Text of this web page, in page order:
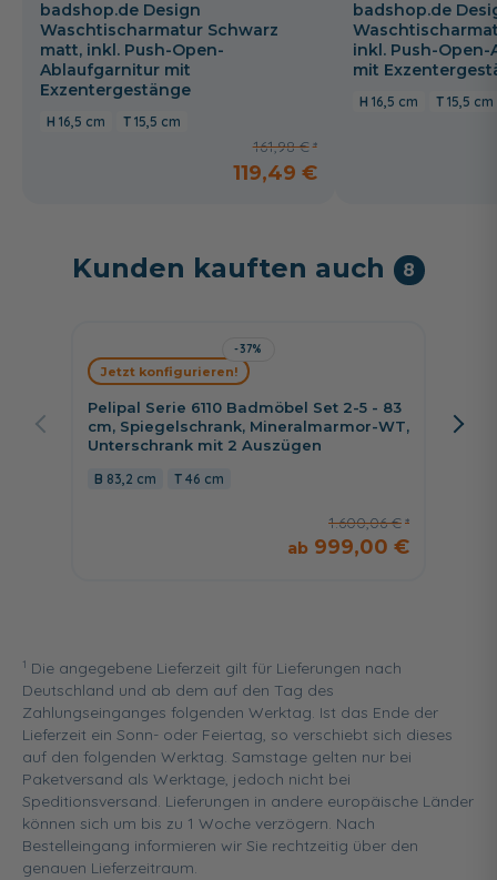
badshop.de Design
Waschtischarmatur Schwarz
matt, inkl. Push-Open-
Ablaufgarnitur mit
Exzentergestänge
16,5 cm 15,5 cm
161,98 €
119,49 €
badshop.de
inkl. Push-
mit
16,5 cm 15,5 cm
Kunden kauften auch 8
-37%
Pelipal Serie 6110 Badmöbel Set 2-5 - 83
cm, Spiegelschrank, Mineralmarmor-WT,
Unterschrank mit 2 Auszügen
83,2 cm 46 cm
1.600,06 €
999,00 €
Jetzt konfigurieren!
cm,
1 Die angegebene Lieferzeit gilt für Lieferungen nach
Deutschland und ab dem auf den Tag des
Zahlungseinganges folgenden Werktag. Ist das Ende der
Lieferzeit ein Sonn- oder Feiertag, so verschiebt sich dieses
auf den folgenden Werktag. Samstage gelten nur bei
Paketversand als Werktage, jedoch nicht bei
Speditionsversand. Lieferungen in andere europäische Länder
können sich um bis zu 1 Woche verzögern. Nach
Bestelleingang informieren wir Sie rechtzeitig über den
genauen Lieferzeitraum.